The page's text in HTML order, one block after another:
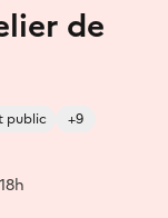
de
public +9